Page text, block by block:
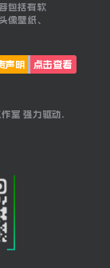
包括有软
像壁纸、
声明
点击查看
室 强力驱动.